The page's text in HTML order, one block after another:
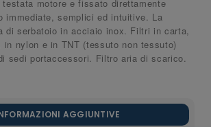
testata motore e fissato direttamente
immediate, semplici ed intuitive. La
di serbatoio in acciaio inox. Filtri in carta,
in nylon e in TNT (tessuto non tessuto)
sedi portaccessori. Filtro aria di scarico.
AGGIUNTIVE